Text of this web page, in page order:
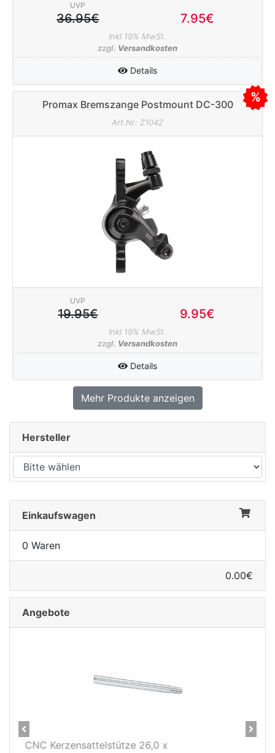
UVP
36.95€ 7.95€
Inkl 19% MwSt.
zzgl. Versandkosten
Details
Promax Bremszange Postmount DC-300
schwarz
Art.Nr: 21042
UVP
19.95€ 9.95€
Inkl 19% MwSt.
zzgl. Versandkosten
Details
Mehr Produkte anzeigen
Hersteller
Einkaufswagen
0 Waren
0.00€
Angebote
CNC Kerzensattelstütze 26,0 x
Previous Next